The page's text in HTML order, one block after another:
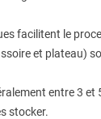
facilitent le
et plateau)
entre 3 et
stocker.